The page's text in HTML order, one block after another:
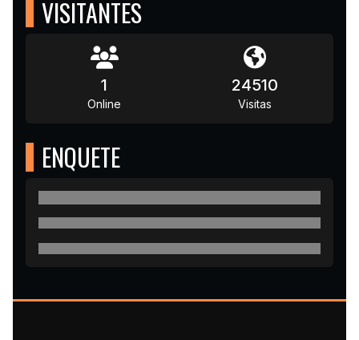
VISITANTES
1
Online
24510
Visitas
ENQUETE